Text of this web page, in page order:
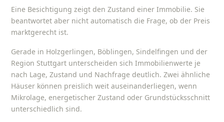
Eine Besichtigung zeigt den Zustand einer Immobilie. Sie
beantwortet aber nicht automatisch die Frage, ob der Preis
marktgerecht ist.
Gerade in Holzgerlingen, Böblingen, Sindelfingen und der
Region Stuttgart unterscheiden sich Immobilienwerte je
nach Lage, Zustand und Nachfrage deutlich. Zwei ähnliche
Häuser können preislich weit auseinanderliegen, wenn
Mikrolage, energetischer Zustand oder Grundstücksschnitt
unterschiedlich sind.